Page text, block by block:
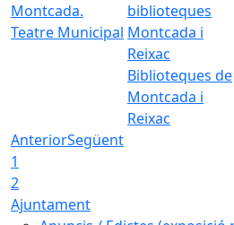
Teatre Municipal
Biblioteques de
Montcada i
Reixac
AnteriorSegüent
1
2
Ajuntament